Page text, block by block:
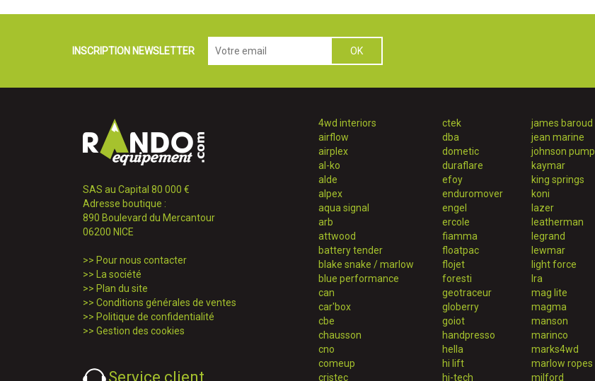
INSCRIPTION NEWSLETTER
SAS au Capital 80 000 €
Adresse boutique :
890 Boulevard du Mercantour
06200 NICE
>> Pour nous contacter
>> La société
>> Plan du site
>> Conditions générales de ventes
>> Politique de confidentialité
>> Gestion des cookies
Service client
4wd interiors
airflow
airplex
al-ko
alde
alpex
aqua signal
arb
attwood
battery tender
blake snake / marlow
blue performance
can
car'box
cbe
chausson
cno
comeup
cristec
ctek
dba
dometic
duraflare
efoy
enduromover
engel
ercole
fiamma
floatpac
flojet
foresti
geotraceur
globerry
goiot
handpresso
hella
hi lift
hi-tech
james baroud
jean marine
johnson pump
kaymar
king springs
koni
lazer
leatherman
legrand
lewmar
light force
lra
mag lite
magma
manson
marinco
marks4wd
marlow ropes
milford